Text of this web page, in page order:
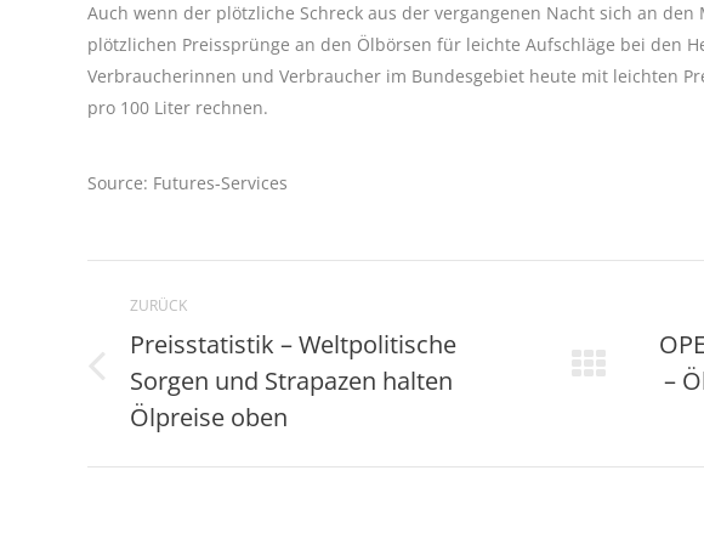
Auch wenn der plötzliche Schreck aus der vergangenen Nacht sich an
plötzlichen Preissprünge an den Ölbörsen für leichte Aufschläge bei den
Verbraucherinnen und Verbraucher im Bundesgebiet heute mit leichten
pro 100 Liter rechnen.
Source: Futures-Services
Kommentarnavigation
ZURÜCK
Vorheriger
Beitrag:
Preisstatistik – Weltpolitische
Sorgen und Strapazen halten
Ölpreise oben
–